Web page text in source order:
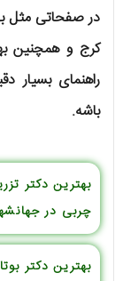
در صفحاتی مثل
کرج و همچنین
راهنمای بسیار
باشه.
بهترین دکتر
چربی در
بهترین دکتر